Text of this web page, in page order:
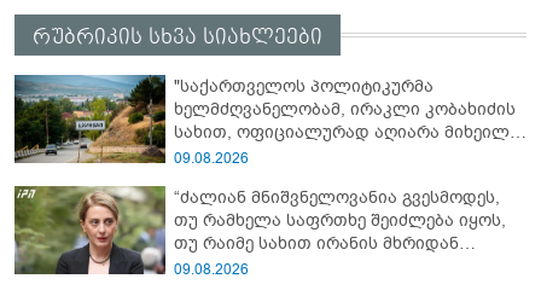
რუბრიკის სხვა სიახლეები
"საქართველოს პოლიტიკურმა
ხელმძღვანელობამ, ირაკლი კობახიძის
სახით, ოფიციალურად აღიარა მიხეილ
სააკაშვილი სამხედრო აგრესიის
აგვისტოს ომზე პასუხისმგებლობა უნდა
დაეკისროს ქვეყანას" - ოკუპირებული
ცხინვალის ე.წ. საგარეო უწყება
09.08.2026
“ძალიან მნიშვნელოვანია გვესმოდეს,
თუ რამხელა საფრთხე შეიძლება იყოს,
თუ რაიმე სახით ირანის მხრიდან
ფინანსური ინსტიტუტები აძლიერებს
09.08.2026